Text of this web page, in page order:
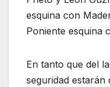
esquina con
Poniente esquina
En tanto que del
seguridad estarán